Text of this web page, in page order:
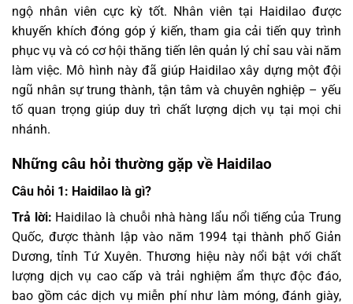
ngộ nhân viên cực kỳ tốt. Nhân viên tại Haidilao được
khuyến khích đóng góp ý kiến, tham gia cải tiến quy trình
phục vụ và có cơ hội thăng tiến lên quản lý chỉ sau vài năm
làm việc. Mô hình này đã giúp Haidilao xây dựng một đội
ngũ nhân sự trung thành, tận tâm và chuyên nghiệp – yếu
tố quan trọng giúp duy trì chất lượng dịch vụ tại mọi chi
nhánh.
Những câu hỏi thường gặp về Haidilao
Câu hỏi 1: Haidilao là gì?
Trả lời: Haidilao là chuỗi nhà hàng lẩu nổi tiếng của Trung
Quốc, được thành lập vào năm 1994 tại thành phố Giản
Dương, tỉnh Tứ Xuyên. Thương hiệu này nổi bật với chất
lượng dịch vụ cao cấp và trải nghiệm ẩm thực độc đáo,
bao gồm các dịch vụ miễn phí như làm móng, đánh giày,